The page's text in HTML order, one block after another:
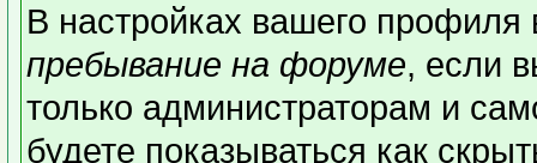
В настройках вашего
пребывание на форуме, если
только администраторам и
будете показываться как